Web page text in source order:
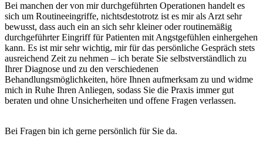
Bei manchen der von mir durchgeführten Operationen handelt es
sich um Routineeingriffe, nichtsdestotrotz ist es mir als Arzt sehr
bewusst, dass auch ein an sich sehr kleiner oder routinemäßig
durchgeführter Eingriff für Patienten mit Angstgefühlen einhergehen
kann. Es ist mir sehr wichtig, mir für das persönliche Gespräch stets
ausreichend Zeit zu nehmen – ich berate Sie selbstverständlich zu
Ihrer Diagnose und zu den verschiedenen
Behandlungsmöglichkeiten, höre Ihnen aufmerksam zu und widme
mich in Ruhe Ihren Anliegen, sodass Sie die Praxis immer gut
beraten und ohne Unsicherheiten und offene Fragen verlassen.
Bei Fragen bin ich gerne persönlich für Sie da.